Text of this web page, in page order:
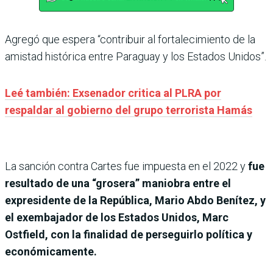
Agregó que espera “contribuir al fortalecimiento de la
amistad histórica entre Paraguay y los Estados Unidos”.
Leé también: Exsenador critica al PLRA por
respaldar al gobierno del grupo terrorista Hamás
La sanción contra Cartes fue impuesta en el 2022 yfue
resultado de una “grosera” maniobra entre el
expresidente de la República, Mario Abdo Benítez, y
el exembajador de los Estados Unidos, Marc
Ostfield, con la finalidad de perseguirlo política y
económicamente.